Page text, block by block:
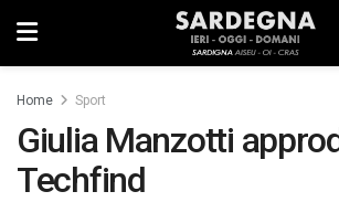
Home Sport
Giulia Manzotti
Techfind